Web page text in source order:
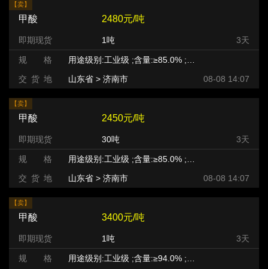
【卖】
甲酸 2480元/吨
即期现货 1吨 3天
规 格
用途级别:工业级 ;含量:≥85.0% ;等级:优等品 ;
交 货 地
山东省 > 济南市 08-08 14:07
【卖】
甲酸 2450元/吨
即期现货 30吨 3天
规 格
用途级别:工业级 ;含量:≥85.0% ;等级:优等品 ;
交 货 地
山东省 > 济南市 08-08 14:07
【卖】
甲酸 3400元/吨
即期现货 1吨 3天
规 格
用途级别:工业级 ;含量:≥94.0% ;等级:优等品 ;